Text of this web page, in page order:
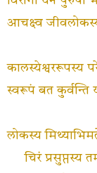
आचक्ष्व
कालस्येश्वररूपस्य
स्वरूपं बत कुर्वन्ति
लोकस्य
चिरं प्रसुप्तस्य